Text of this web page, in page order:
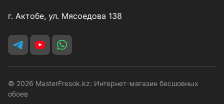
г. Актобе, ул. Мясоедова 138
© 2026 MasterFresok.kz: Интернет-магазин бесшовных
обоев